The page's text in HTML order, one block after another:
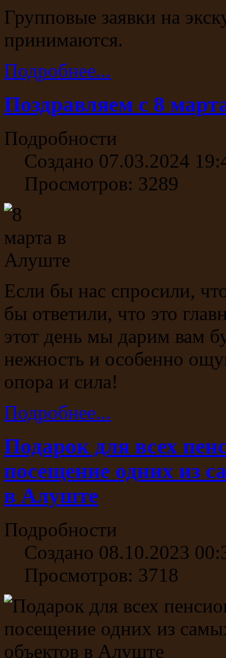
Групповые заявки на
принимаются.
Подробнее...
Поздравляем c 8
Подробности
Создано 07.03.2024
Просмотров: 3289
Если бы нас спросили,
бы ответили, что это
этот день мы дарим вам
нежность и особенно
опора и сила!
Подробнее...
Подарок для всех
посещение одних из
в Алуште
Подробности
Создано 08.10.2023
Просмотров: 3718